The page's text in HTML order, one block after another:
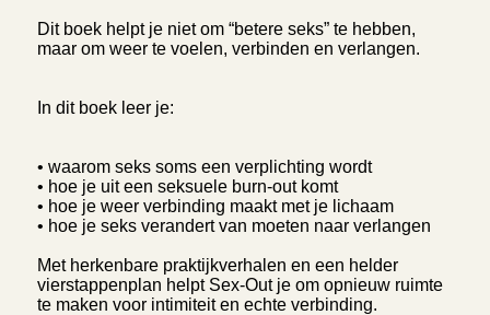
Dit boek helpt je niet om “betere seks” te hebben,
maar om weer te voelen, verbinden en verlangen.
In dit boek leer je:
• waarom seks soms een verplichting wordt
• hoe je uit een seksuele burn-out komt
• hoe je weer verbinding maakt met je lichaam
• hoe je seks verandert van moeten naar verlangen
Met herkenbare praktijkverhalen en een helder
vierstappenplan helpt Sex-Out je om opnieuw ruimte
te maken voor intimiteit en echte verbinding.